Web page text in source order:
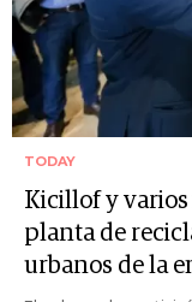
TODAY
Kicillof y
planta de
urbanos de la